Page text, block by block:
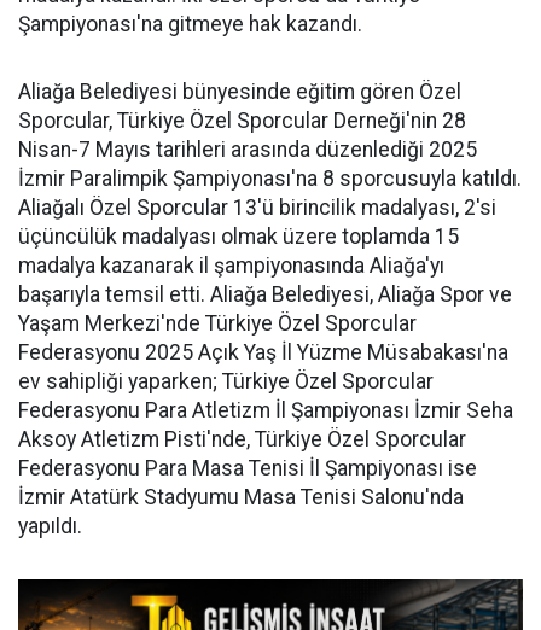
Şampiyonası'na gitmeye hak kazandı.
Aliağa Belediyesi bünyesinde eğitim gören Özel
Sporcular, Türkiye Özel Sporcular Derneği'nin 28
Nisan-7 Mayıs tarihleri arasında düzenlediği 2025
İzmir Paralimpik Şampiyonası'na 8 sporcusuyla katıldı.
Aliağalı Özel Sporcular 13'ü birincilik madalyası, 2'si
üçüncülük madalyası olmak üzere toplamda 15
madalya kazanarak il şampiyonasında Aliağa'yı
başarıyla temsil etti. Aliağa Belediyesi, Aliağa Spor ve
Yaşam Merkezi'nde Türkiye Özel Sporcular
Federasyonu 2025 Açık Yaş İl Yüzme Müsabakası'na
ev sahipliği yaparken; Türkiye Özel Sporcular
Federasyonu Para Atletizm İl Şampiyonası İzmir Seha
Aksoy Atletizm Pisti'nde, Türkiye Özel Sporcular
Federasyonu Para Masa Tenisi İl Şampiyonası ise
İzmir Atatürk Stadyumu Masa Tenisi Salonu'nda
yapıldı.